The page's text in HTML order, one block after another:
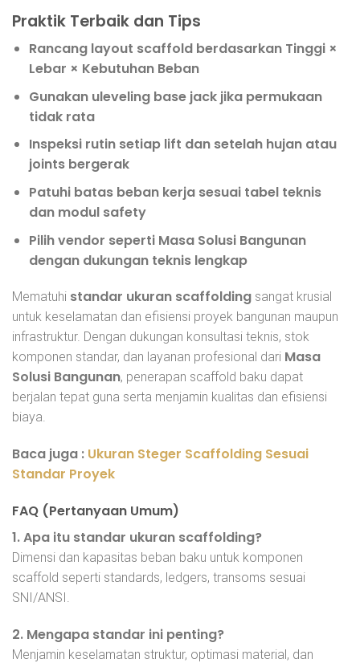
Praktik Terbaik dan Tips
Rancang layout scaffold berdasarkan Tinggi ×
Lebar × Kebutuhan Beban
Gunakan uleveling base jackjika permukaan
tidak rata
Inspeksi rutin setiap lift dan setelah hujan atau
joints bergerak
Patuhi batas beban kerja sesuai tabel teknis
dan modul safety
Pilih vendor seperti Masa Solusi Bangunan
dengan dukungan teknis lengkap
Mematuhi standar ukuran scaffolding sangat krusial
untuk keselamatan dan efisiensi proyek bangunan maupun
infrastruktur. Dengan dukungan konsultasi teknis, stok
komponen standar, dan layanan profesional dari Masa
Solusi Bangunan, penerapan scaffold baku dapat
berjalan tepat guna serta menjamin kualitas dan efisiensi
biaya.
Baca juga : Ukuran Steger Scaffolding Sesuai
Standar Proyek
FAQ (Pertanyaan Umum)
1. Apa itu standar ukuran scaffolding?
Dimensi dan kapasitas beban baku untuk komponen
scaffold seperti standards, ledgers, transoms sesuai
SNI/ANSI.
2. Mengapa standar ini penting?
Menjamin keselamatan struktur, optimasi material, dan